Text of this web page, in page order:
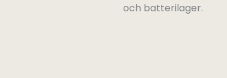
och batterilager.